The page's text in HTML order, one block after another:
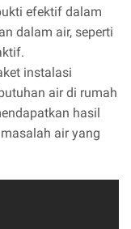
efektif dalam
dalam air, seperti
instalasi
air di rumah
hasil
air yang